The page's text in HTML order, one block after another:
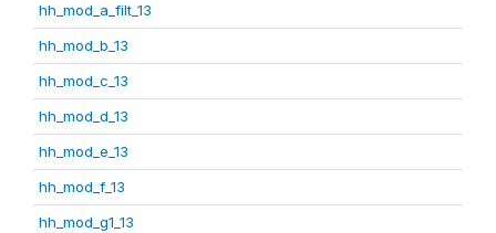
hh_mod_a_filt_13
hh_mod_b_13
hh_mod_c_13
hh_mod_d_13
hh_mod_e_13
hh_mod_f_13
hh_mod_g1_13